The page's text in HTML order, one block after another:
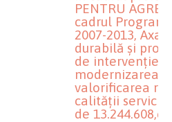
PENTRU
cadrul
2007-2013,
durabilă și
de intervenție
modernizarea
valorificarea
calității
de